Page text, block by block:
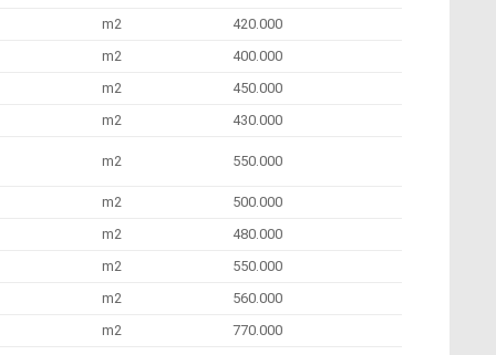
m2
420.000
m2 400.000
m2
450.000
m2
430.000
m2 550.000
m2 500.000
m2
480.000
m2
550.000
m2
560.000
m2 770.000